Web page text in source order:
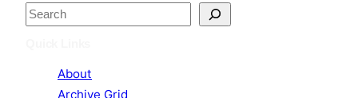
S
About
Archive Grid